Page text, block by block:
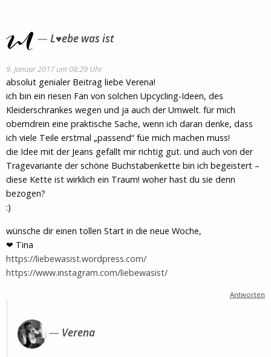
L♥ebe was ist
9. Januar 2017 um 08:29 Uhr
absolut genialer Beitrag liebe Verena!
ich bin ein riesen Fan von solchen Upcycling-Ideen, des
Kleiderschrankes wegen und ja auch der Umwelt. für mich
oberndrein eine praktische Sache, wenn ich daran denke, dass
ich viele Teile erstmal „passend“ füe mich machen muss!
die Idee mit der Jeans gefällt mir richtig gut. und auch von der
Tragevariante der schöne Buchstabenkette bin ich begeistert –
diese Kette ist wirklich ein Traum! woher hast du sie denn
bezogen?
:)
wünsche dir einen tollen Start in die neue Woche,
❤ Tina
https://liebewasist.wordpress.com/
https://www.instagram.com/liebewasist/
Antworten
Verena